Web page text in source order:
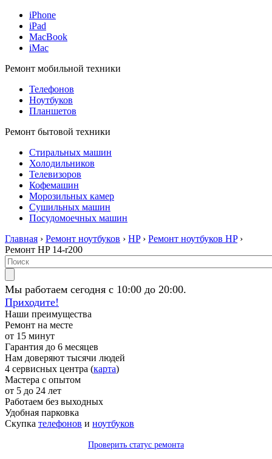
iPhone
iPad
MacBook
iMac
Ремонт мобильной техники
Телефонов
Ноутбуков
Планшетов
Ремонт бытовой техники
Стиральных машин
Холодильников
Телевизоров
Кофемашин
Морозильных камер
Сушильных машин
Посудомоечных машин
Главная › Ремонт ноутбуков › HP› Ремонт ноутбуков HP›
Ремонт HP 14-r200
Мы работаем сегодня с 10:00 до 20:00.
Приходите!
Наши преимущества
Ремонт на месте
от 15 минут
Гарантия до 6 месяцев
Нам доверяют тысячи людей
4 сервисных центра (карта)
Мастера с опытом
от 5 до 24 лет
Работаем без выходных
Удобная парковка
Скупка телефонов и ноутбуков
Проверить статус ремонта